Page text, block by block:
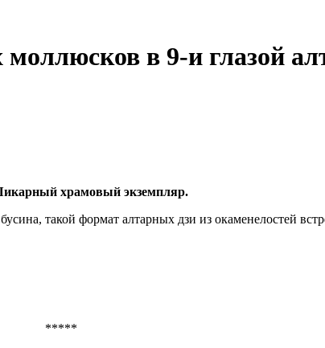
в 9-и глазой
храмовый экземпляр.
такой формат алтарных дзи из окаменелостей
*****